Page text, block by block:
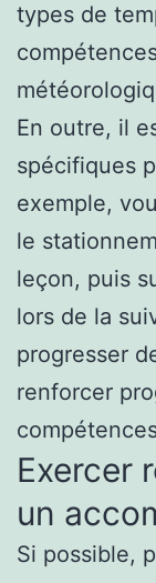
types de
En outre, il
spécifiques
exemple,
le
leçon, puis
lors de la
progresser
renforcer
Exercer
un
Si possible,